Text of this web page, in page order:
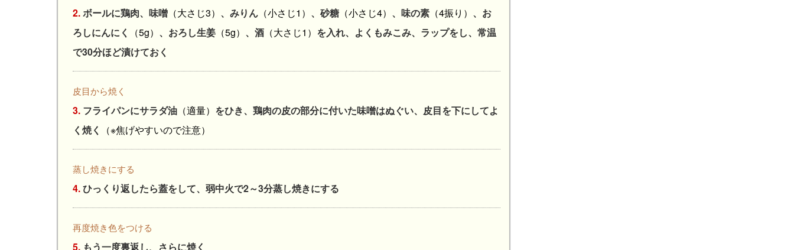
2.ボールに鶏肉、味噌（大さじ3） 、みりん（小さじ1） 、砂糖（小さじ4） 、味の素（4振り） 、お
ろしにんにく
（5g） 、おろし生姜（5g） 、酒（大さじ1） を入れ、よくもみこみ、ラップをし、常温
で30分ほど漬けておく
皮目から焼く
3. フライパンにサラダ油（適量） をひき、鶏肉の皮の部分に付いた味噌はぬぐい、皮目を下にしてよ
く焼く
（※焦げやすいので注意）
蒸し焼きにする
4.ひっくり返したら蓋をして、弱中火で2～3分蒸し焼きにする
再度焼き色をつける
5. もう一度裏返し、さらに焼く